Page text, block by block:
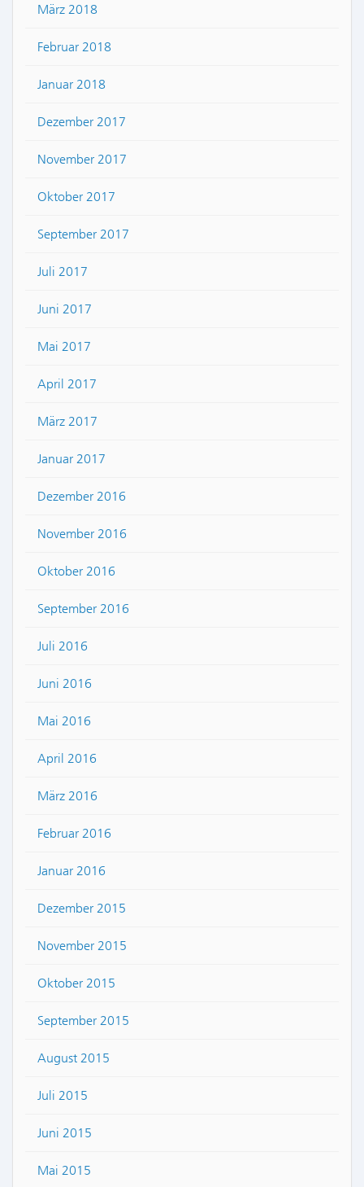
März 2018
Februar 2018
Januar 2018
Dezember 2017
November 2017
Oktober 2017
September 2017
Juli 2017
Juni 2017
Mai 2017
April 2017
März 2017
Januar 2017
Dezember 2016
November 2016
Oktober 2016
September 2016
Juli 2016
Juni 2016
Mai 2016
April 2016
März 2016
Februar 2016
Januar 2016
Dezember 2015
November 2015
Oktober 2015
September 2015
August 2015
Juli 2015
Juni 2015
Mai 2015